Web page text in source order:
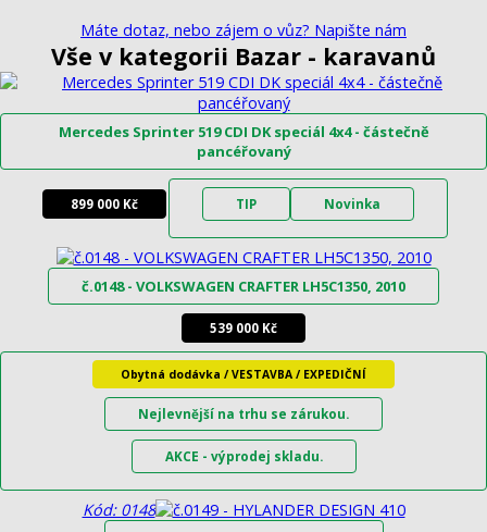
Máte dotaz, nebo zájem o vůz? Napište nám
Vše v kategorii Bazar - karavanů
Mercedes Sprinter 519 CDI DK speciál 4x4 - částečně
pancéřovaný
899 000 Kč TIP Novinka
č.0148 - VOLKSWAGEN CRAFTER LH5C1350, 2010
539 000 Kč
Obytná dodávka / VESTAVBA / EXPEDIČNÍ
Nejlevnější na trhu se zárukou.
AKCE - výprodej skladu.
Kód: 0148